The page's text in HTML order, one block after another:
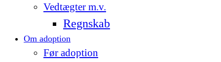
Vedtægter m.v.
Regnskab
Om adoption
Før adoption